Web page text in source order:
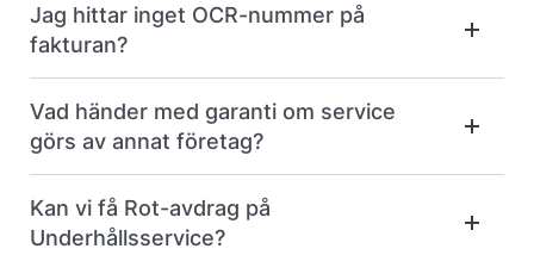
Jag hittar inget OCR-nummer på
fakturan?
Vad händer med garanti om service
görs av annat företag?
Kan vi få Rot-avdrag på
Underhållsservice?